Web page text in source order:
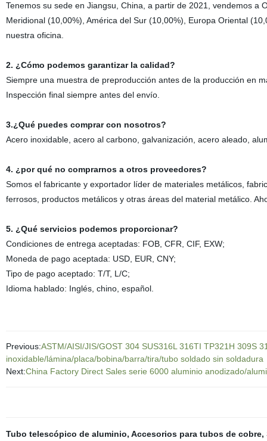
Tenemos su sede en Jiangsu, China, a partir de 2021, vendemos a
Meridional (10,00%), América del Sur (10,00%), Europa Oriental
nuestra oficina.
2. ¿Cómo podemos garantizar la calidad?
Siempre una muestra de preproducción antes de la producción en
Inspección final siempre antes del envío.
3.¿Qué puedes comprar con nosotros?
Acero inoxidable, acero al carbono, galvanización, acero aleado,
4. ¿por qué no comprarnos a otros proveedores?
Somos el fabricante y exportador líder de materiales metálicos,
ferrosos, productos metálicos y otras áreas del material metálico.
5. ¿Qué servicios podemos proporcionar?
Condiciones de entrega aceptadas: FOB, CFR, CIF, EXW;
Moneda de pago aceptada: USD, EUR, CNY;
Tipo de pago aceptado: T/T, L/C;
Idioma hablado: Inglés, chino, español.
Previous:ASTM/AISI/JIS/GOST 304 SUS316L 316TI TP321H 309S
inoxidable/lámina/placa/bobina/barra/tira/tubo soldado sin soldadura
Next:China Factory Direct Sales serie 6000 aluminio anodizado/
Tubo telescópico de aluminio, Accesorios para tubos de cobre,